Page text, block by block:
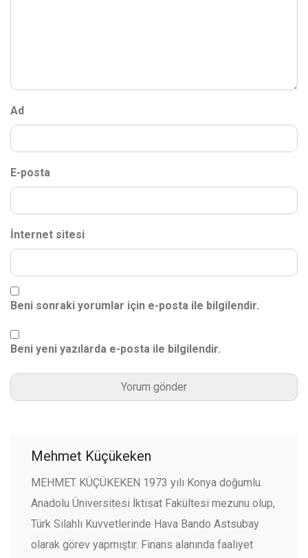
Ad
E-posta
İnternet sitesi
Beni sonraki yorumlar için e-posta ile bilgilendir.
Beni yeni yazılarda e-posta ile bilgilendir.
Mehmet Küçükeken
MEHMET KÜÇÜKEKEN 1973 yılı Konya doğumlu.
Anadolu Üniversitesi İktisat Fakültesi mezunu olup,
Türk Silahlı Kuvvetlerinde Hava Bando Astsubay
olarak görev yapmıştır. Finans alanında faaliyet